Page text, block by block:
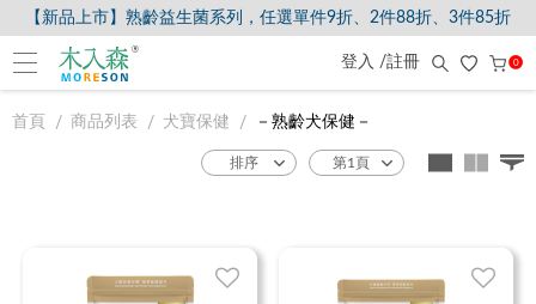
【新品上市】熟齡益生菌系列，任選單件9折、2件88折、3件85折
登入 /註冊 0
首頁 商品列表 犬寶保健 －熟齡犬保健－